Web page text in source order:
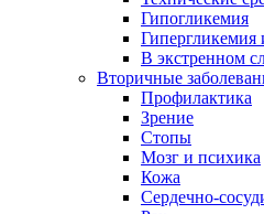
Гипогликемия
Гипергликемия
В экстренном
Вторичные
Профилактика
Зрение
Стопы
Мозг и психика
Кожа
Сердечно-